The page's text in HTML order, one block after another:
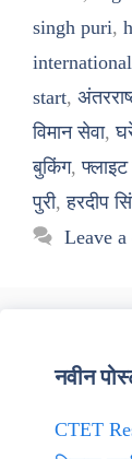
singh puri,
start,
विमान सेवा,
बुकिंग,
पुरी,हरदीप
Leave
नवीन
CTET